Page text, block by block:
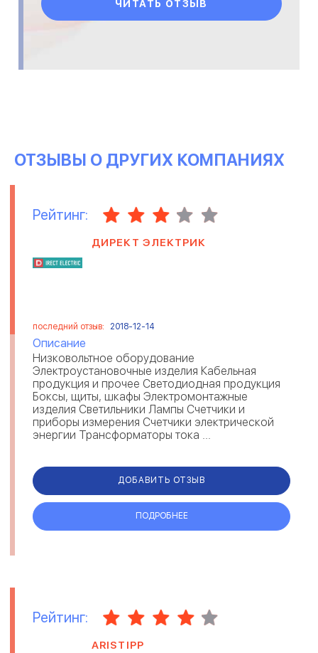
ЧИТАТЬ ОТЗЫВ
ОТЗЫВЫ О ДРУГИХ КОМПАНИЯХ
Рейтинг:
ДИРЕКТ ЭЛЕКТРИК
последний отзыв: 2018-12-14
Описание
Низковольтное оборудование
Электроустановочные изделия Кабельная
продукция и прочее Светодиодная продукция
Боксы, щиты, шкафы Электромонтажные
изделия Светильники Лампы Счетчики и
приборы измерения Счетчики электрической
энергии Трансформаторы тока ...
ДОБАВИТЬ ОТЗЫВ
ПОДРОБНЕЕ
Рейтинг:
ARISTIPP